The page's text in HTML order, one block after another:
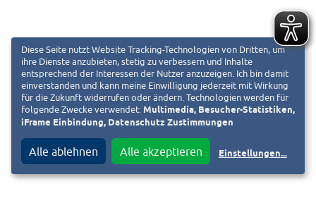
Diese Seite nutzt Website Tracking-Technologien von Dritten, um
ihre Dienste anzubieten, stetig zu verbessern und Inhalte
entsprechend der Interessen der Nutzer anzuzeigen. Ich bin damit
einverstanden und kann meine Einwilligung jederzeit mit Wirkung
für die Zukunft widerrufen oder ändern. Technologien werden für
folgende Zwecke verwendet: Multimedia, Besucher-Statistiken,
iFrame Einbindung, Datenschutz Zustimmungen
Alle ablehnen Alle akzeptieren Einstellungen...